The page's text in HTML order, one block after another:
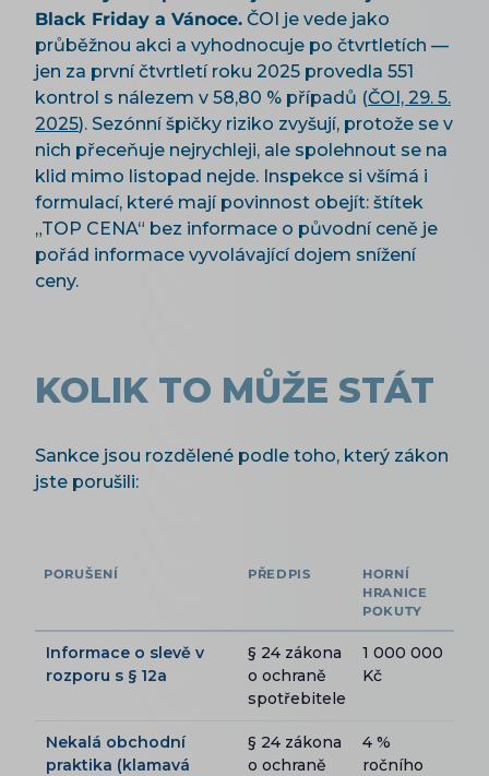
Black Friday a Vánoce. ČOI je vede jako
průběžnou akci a vyhodnocuje po čtvrtletích —
jen za první čtvrtletí roku 2025 provedla 551
kontrol s nálezem v 58,80 % případů (ČOI, 29. 5.
2025). Sezónní špičky riziko zvyšují, protože se v
nich přeceňuje nejrychleji, ale spolehnout se na
klid mimo listopad nejde. Inspekce si všímá i
formulací, které mají povinnost obejít: štítek
„TOP CENA“ bez informace o původní ceně je
pořád informace vyvolávající dojem snížení
ceny.
KOLIK TO MŮŽE STÁT
Sankce jsou rozdělené podle toho, který zákon
jste porušili:
PORUŠENÍ PŘEDPIS
HORNÍ
HRANICE
POKUTY
Informace o slevě v
rozporu s § 12a
§ 24 zákona
o ochraně
spotřebitele
1 000 000
Kč
Nekalá obchodní
praktika (klamavá
§ 24 zákona
o ochraně
4 %
ročního